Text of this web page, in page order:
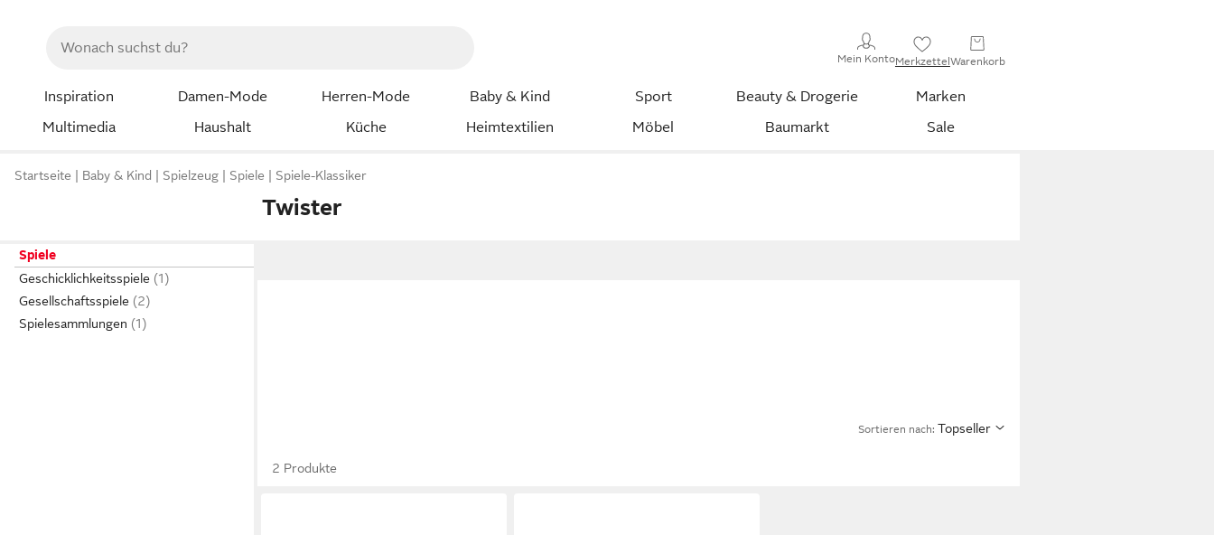
Mein KontoMerkzettelWarenkorb
Inspiration Damen-Mode Herren-Mode Baby & Kind Sport Beauty & Drogerie
Marken
Multimedia
Haushalt Küche Heimtextilien Möbel Baumarkt Sale
Startseite Baby & Kind Spielzeug Spiele Spiele-Klassiker
Twister
Spiele
Geschicklichkeitsspiele
Gesellschaftsspiele
Spielesammlungen
Sortieren nach: Topseller
2 Produkte